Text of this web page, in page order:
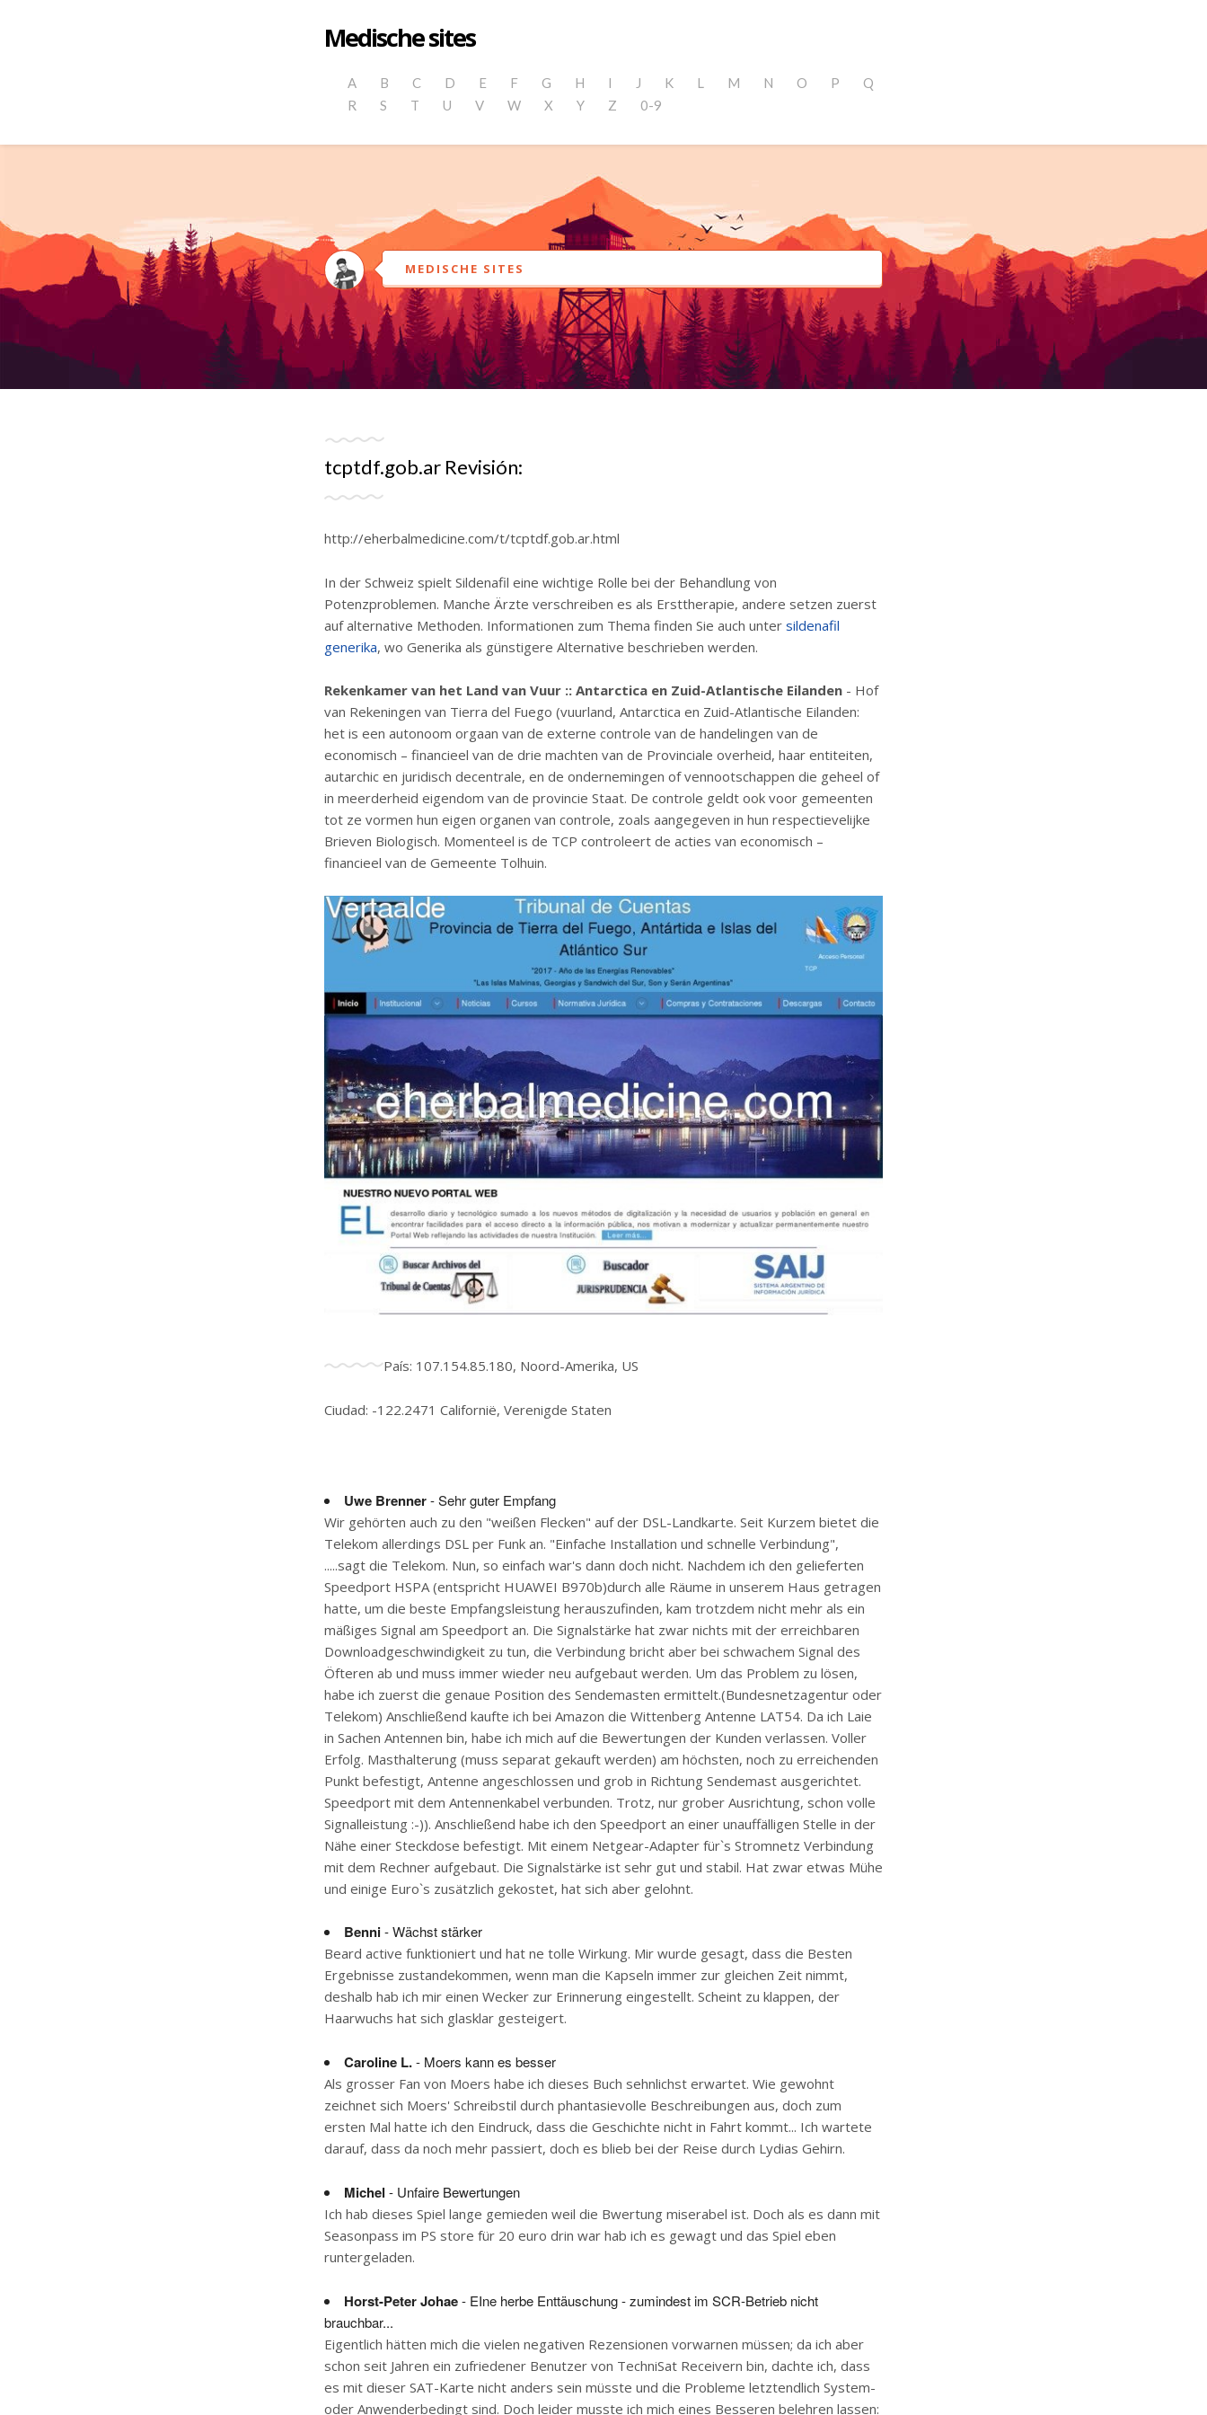
Medische sites
A B C D E F G H I J K L M N O P
Q
R
S T U V W X Y Z 0-9
MEDISCHE SITES
tcptdf.gob.ar Revisión:
http://eherbalmedicine.com/t/tcptdf.gob.ar.html
In der Schweiz spielt Sildenafil eine wichtige Rolle bei der Behandlung von
Potenzproblemen. Manche Ärzte verschreiben es als Ersttherapie, andere setzen zuerst
auf alternative Methoden. Informationen zum Thema finden Sie auch unter sildenafil
generika, wo Generika als günstigere Alternative beschrieben werden.
Rekenkamer van het Land van Vuur :: Antarctica en Zuid-Atlantische Eilanden - Hof
van Rekeningen van Tierra del Fuego (vuurland, Antarctica en Zuid-Atlantische Eilanden:
het is een autonoom orgaan van de externe controle van de handelingen van de
economisch – financieel van de drie machten van de Provinciale overheid, haar entiteiten,
autarchic en juridisch decentrale, en de ondernemingen of vennootschappen die geheel of
in meerderheid eigendom van de provincie Staat. De controle geldt ook voor gemeenten
tot ze vormen hun eigen organen van controle, zoals aangegeven in hun respectievelijke
Brieven Biologisch. Momenteel is de TCP controleert de acties van economisch –
financieel van de Gemeente Tolhuin.
País: 107.154.85.180, Noord-Amerika, US
Ciudad: -122.2471 Californië, Verenigde Staten
Uwe Brenner- Sehr guter Empfang
Wir gehörten auch zu den "weißen Flecken" auf der DSL-Landkarte. Seit Kurzem bietet die
Telekom allerdings DSL per Funk an. "Einfache Installation und schnelle Verbindung",
.....sagt die Telekom. Nun, so einfach war's dann doch nicht. Nachdem ich den gelieferten
Speedport HSPA (entspricht HUAWEI B970b)durch alle Räume in unserem Haus getragen
hatte, um die beste Empfangsleistung herauszufinden, kam trotzdem nicht mehr als ein
mäßiges Signal am Speedport an. Die Signalstärke hat zwar nichts mit der erreichbaren
Downloadgeschwindigkeit zu tun, die Verbindung bricht aber bei schwachem Signal des
Öfteren ab und muss immer wieder neu aufgebaut werden. Um das Problem zu lösen,
habe ich zuerst die genaue Position des Sendemasten ermittelt.(Bundesnetzagentur oder
Telekom) Anschließend kaufte ich bei Amazon die Wittenberg Antenne LAT54. Da ich Laie
in Sachen Antennen bin, habe ich mich auf die Bewertungen der Kunden verlassen. Voller
Erfolg. Masthalterung (muss separat gekauft werden) am höchsten, noch zu erreichenden
Punkt befestigt, Antenne angeschlossen und grob in Richtung Sendemast ausgerichtet.
Speedport mit dem Antennenkabel verbunden. Trotz, nur grober Ausrichtung, schon volle
Signalleistung :-)). Anschließend habe ich den Speedport an einer unauffälligen Stelle in der
Nähe einer Steckdose befestigt. Mit einem Netgear-Adapter für`s Stromnetz Verbindung
mit dem Rechner aufgebaut. Die Signalstärke ist sehr gut und stabil. Hat zwar etwas Mühe
und einige Euro`s zusätzlich gekostet, hat sich aber gelohnt.
Benni- Wächst stärker
Beard active funktioniert und hat ne tolle Wirkung. Mir wurde gesagt, dass die Besten
Ergebnisse zustandekommen, wenn man die Kapseln immer zur gleichen Zeit nimmt,
deshalb hab ich mir einen Wecker zur Erinnerung eingestellt. Scheint zu klappen, der
Haarwuchs hat sich glasklar gesteigert.
Caroline L.- Moers kann es besser
Als grosser Fan von Moers habe ich dieses Buch sehnlichst erwartet. Wie gewohnt
zeichnet sich Moers' Schreibstil durch phantasievolle Beschreibungen aus, doch zum
ersten Mal hatte ich den Eindruck, dass die Geschichte nicht in Fahrt kommt... Ich wartete
darauf, dass da noch mehr passiert, doch es blieb bei der Reise durch Lydias Gehirn.
Michel - Unfaire Bewertungen
Ich hab dieses Spiel lange gemieden weil die Bwertung miserabel ist. Doch als es dann mit
Seasonpass im PS store für 20 euro drin war hab ich es gewagt und das Spiel eben
runtergeladen.
Horst-Peter Johae- EIne herbe Enttäuschung - zumindest im SCR-Betrieb nicht
brauchbar...
Eigentlich hätten mich die vielen negativen Rezensionen vorwarnen müssen; da ich aber
schon seit Jahren ein zufriedener Benutzer von TechniSat Receivern bin, dachte ich, dass
es mit dieser SAT-Karte nicht anders sein müsste und die Probleme letztendlich System-
oder Anwenderbedingt sind. Doch leider musste ich mich eines Besseren belehren lassen: